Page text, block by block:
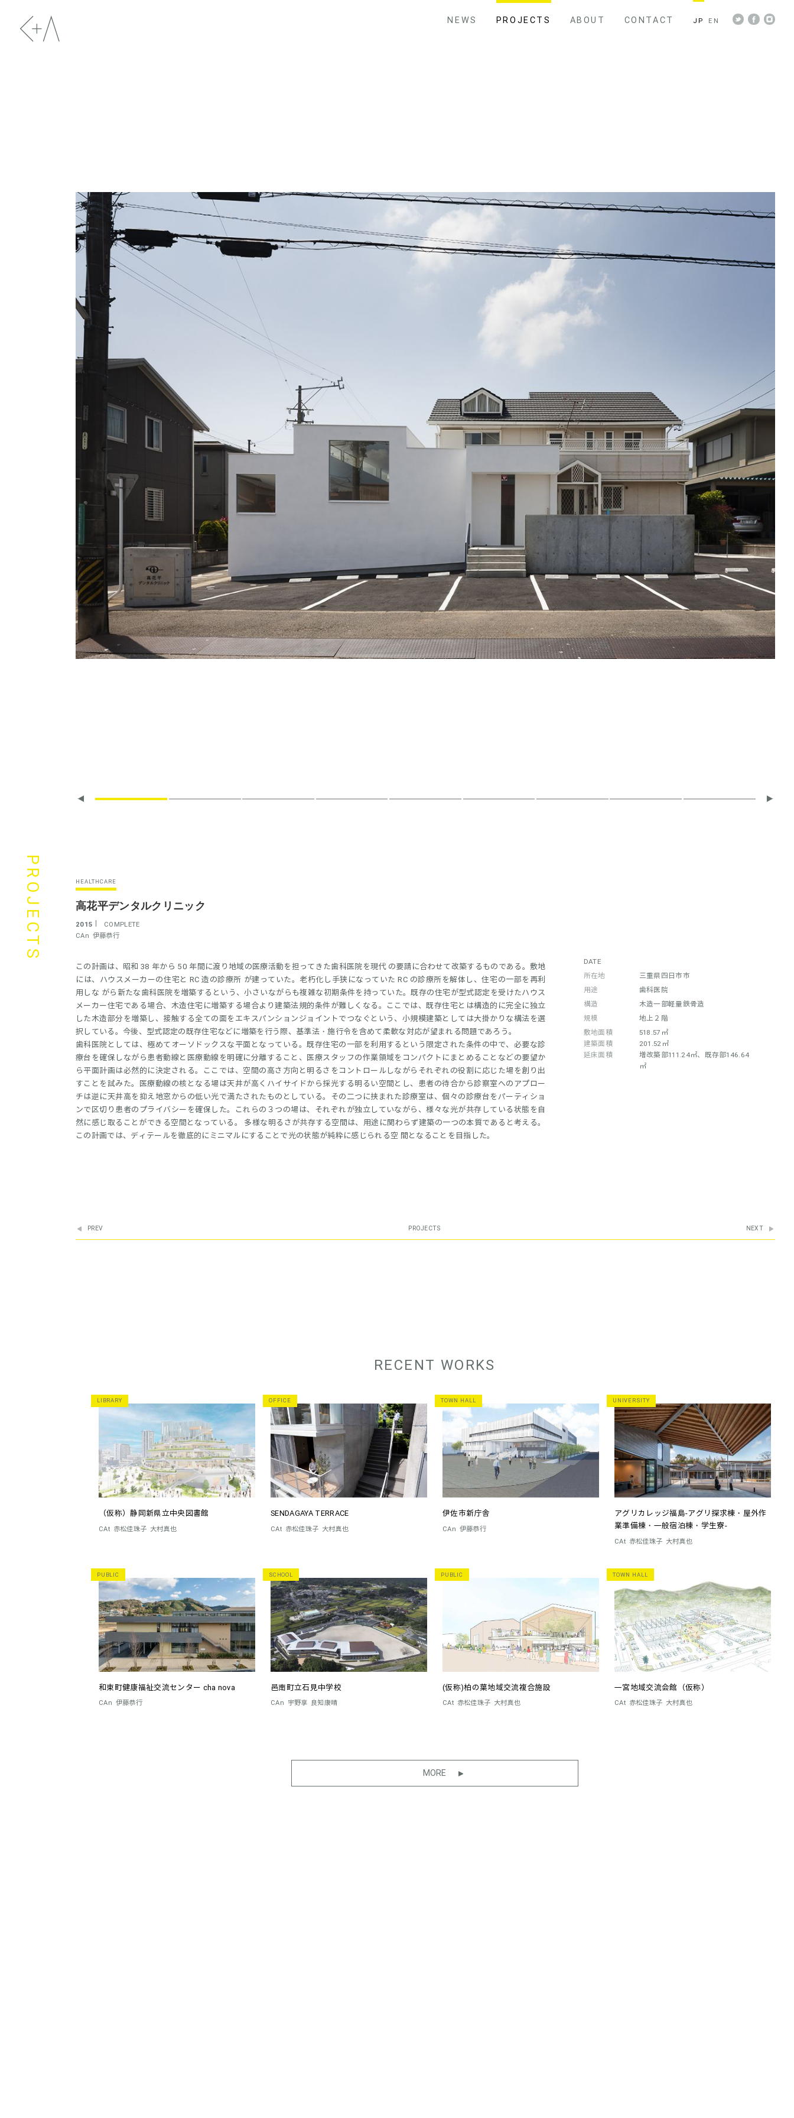
NEWS PROJECTS ABOUT CONTACT JP EN
PROJECTS HEALTHCARE
高花平デンタルクリニック
2015
COMPLETE
CAn 伊藤恭行
この計画は、昭和 38 年から 50 年間に渡り地域の医療活動を担ってきた歯科医院を現代 の要請に合わせて改築するものである。敷地
には、ハウスメーカーの住宅と RC 造の診療所 が建っていた。老朽化し手狭になっていた RC の診療所を解体し、住宅の一部を再利
用しな がら新たな歯科医院を増築するという、小さいながらも複雑な初期条件を持っていた。既存の住宅が型式認定を受けたハウス
メーカー住宅である場合、木造住宅に増築する場合より建築法規的条件が難しくなる。ここでは、既存住宅とは構造的に完全に独立
した木造部分を増築し、接触する全ての面をエキスパンションジョイントでつなぐという、小規模建築としては大掛かりな構法を選
択している。今後、型式認定の既存住宅などに増築を行う際、基準法・施行令を含めて柔軟な対応が望まれる問題であろう。
歯科医院としては、極めてオーソドックスな平面となっている。既存住宅の一部を利用するという限定された条件の中で、必要な診
療台を確保しながら患者動線と医療動線を明確に分離すること、医療スタッフの作業領域をコンパクトにまとめることなどの要望か
ら平面計画は必然的に決定される。ここでは、空間の高さ方向と明るさをコントロールしながらそれぞれの役割に応じた場を創り出
すことを試みた。医療動線の核となる場は天井が高くハイサイドから採光する明るい空間とし、患者の待合から診察室へのアプロー
チは逆に天井高を抑え地窓からの低い光で満たされたものとしている。その二つに挟まれた診療室は、個々の診療台をパーティショ
ンで区切り患者のプライバシーを確保した。これらの３つの場は、それぞれが独立していながら、様々な光が共存している状態を自
然に感じ取ることができる空間となっている。 多様な明るさが共存する空間は、用途に関わらず建築の一つの本質であると考える。
この計画では、ディテールを徹底的にミニマルにすることで光の状態が純粋に感じられる空 間となることを目指した。
DATE
所在地
三重県四日市市
用途
歯科医院
構造
木造一部軽量鉄骨造
規模
地上２階
敷地面積
建築面積
延床面積
518.57㎡
201.52㎡
増改築部111.24㎡、既存部146.64
㎡
PREV PROJECTS NEXT
RECENT WORKS
LIBRARY
（仮称）静岡新県立中央図書館
CAt 赤松佳珠子 大村真也
OFFICE
SENDAGAYA TERRACE
CAt 赤松佳珠子 大村真也
TOWN HALL
伊佐市新庁舎
CAn 伊藤恭行
UNIVERSITY
アグリカレッジ福島-アグリ探求棟・屋外作
業準備棟・一般宿泊棟・学生寮-
CAt 赤松佳珠子 大村真也
PUBLIC
和束町健康福祉交流センター cha nova
CAn 伊藤恭行
SCHOOL
邑南町立石見中学校
CAn 宇野享 良知康晴
PUBLIC
(仮称)柏の葉地域交流複合施設
CAt 赤松佳珠子 大村真也
TOWN HALL
一宮地域交流会館（仮称）
CAt 赤松佳珠子 大村真也
MORE